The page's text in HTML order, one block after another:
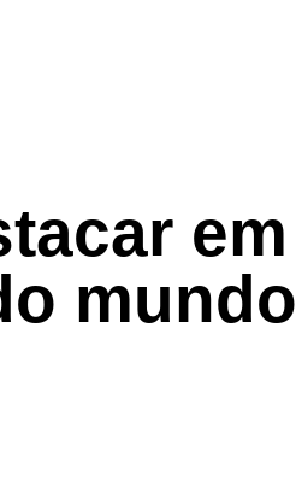
em
mundo